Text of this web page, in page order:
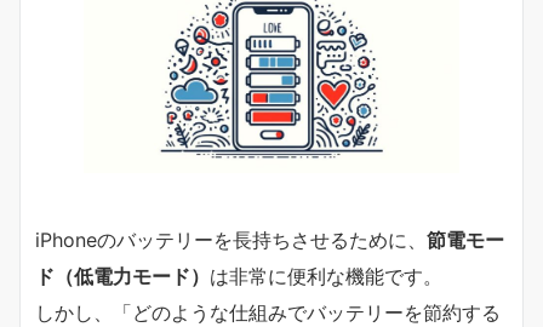
iPhoneのバッテリーを長持ちさせるために、 節電モー
ド（低電力モード） は非常に便利な機能です。
しかし、「どのような仕組みでバッテリーを節約する